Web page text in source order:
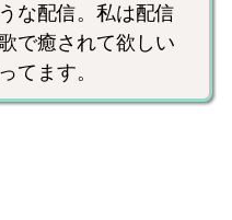
な配信。私は配信
で癒されて欲しい
てます。